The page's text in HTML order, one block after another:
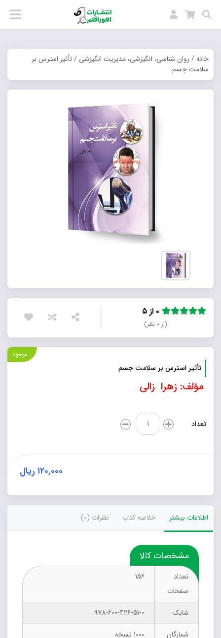
خانه/ روان شناسی، انگیزشی، مدیریت انگیزشی / تأثیر استرس بر
سلامت جسم
(از ۰ نظر)
موجود
تأثیر استرس بر سلامت جسم
مؤلف: زهرا زالی
تعداد
تأثیر
استرس
جسم
۱۲۰,۰۰۰ ریال
اطلاعات بیشتر خلاصه کتاب نظرات (0)
مشخصات کالا
تعداد
صفحات
156
شابک
978-600-426-51-0
شمارگان
1000 نسخه